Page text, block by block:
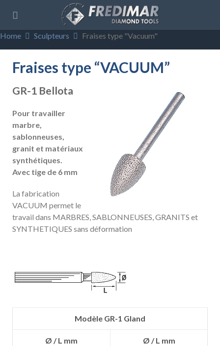
Home Sculpteurs Fraises type "Vacuum"
Fraises type “VACUUM”
GR-1 Bellota
Pour travailler
marbre,
sablonneuses,
granit et matériaux
synthétiques.
Avec tige de 6 mm
La fabrication
VACUUM permet le
travail dans MARBRES, SABLONNEUSES, GRANITS et
SYNTHETIQUES sans déformation
Modèle GR-1 Gland
Ø / L mm Ø / L mm